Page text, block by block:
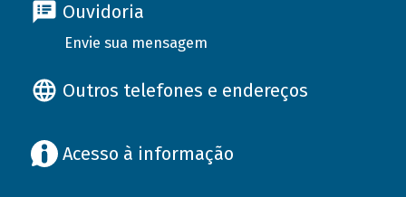
Ouvidoria
Envie sua mensagem
Outros telefones e endereços
Acesso à informação